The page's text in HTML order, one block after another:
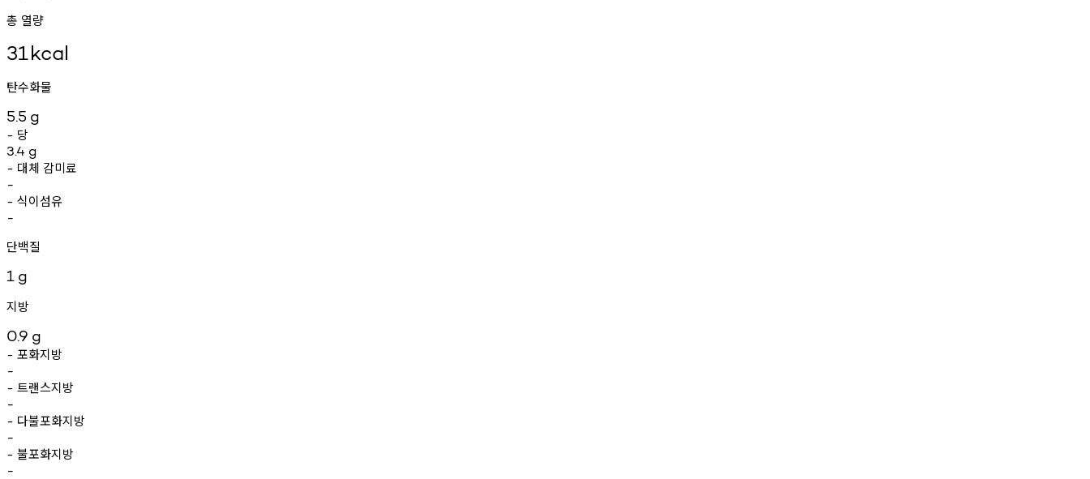
총 열량
31kcal
탄수화물
5.5 g
- 당
3.4 g
- 대체 감미료
-
- 식이섬유
-
단백질
1 g
지방
0.9 g
- 포화지방
-
- 트랜스지방
-
- 다불포화지방
-
- 불포화지방
-